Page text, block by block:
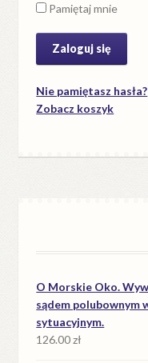
Pamiętaj mnie
Nie pamiętasz hasła?
Zobacz koszyk
O Morskie Oko.
sądem polubownym
sytuacyjnym.
126.00zł